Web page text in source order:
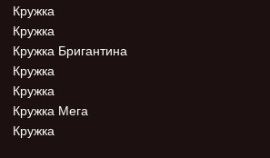
Кружка
Кружка
Кружка Бригантина
Кружка
Кружка
Кружка Мега
Кружка